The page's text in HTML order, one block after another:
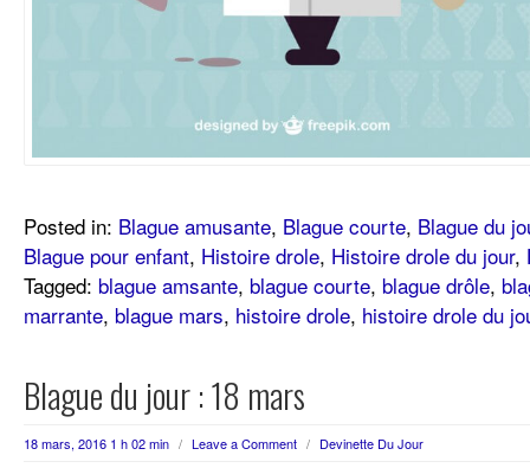
Posted in: Blague amusante, Blague courte, Blague du
Blague pour enfant, Histoire drole, Histoire drole du jour,
Tagged: blague amsante, blague courte, blague drôle,
marrante, blague mars, histoire drole, histoire drole du
Blague du jour : 18 mars
18 mars, 2016 1 h 02 min / Leave a Comment / Devinette Du Jour